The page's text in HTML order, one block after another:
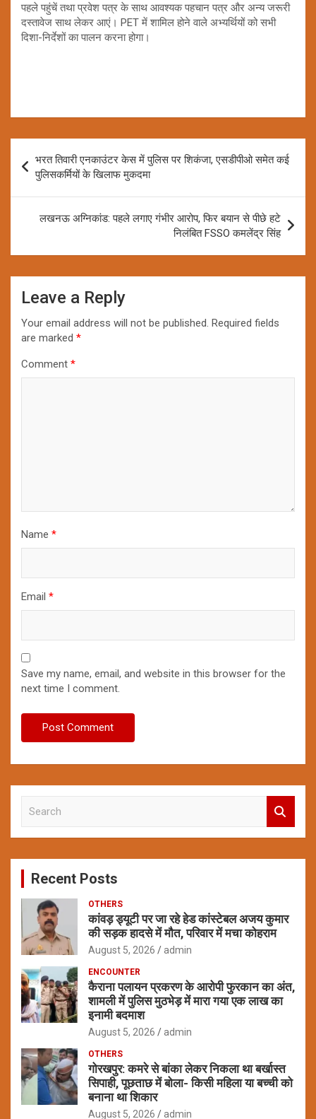
पहले पहुंचें तथा प्रवेश पत्र के साथ आवश्यक पहचान पत्र और अन्य जरूरी
दस्तावेज साथ लेकर आएं। PET में शामिल होने वाले अभ्यर्थियों को सभी
दिशा-निर्देशों का पालन करना होगा।
navigation
भरत तिवारी एनकाउंटर केस में पुलिस पर शिकंजा, एसडीपीओ समेत कई
पुलिसकर्मियों के खिलाफ मुकदमा
लखनऊ अग्निकांड: पहले लगाए गंभीर आरोप, फिर बयान से पीछे हटे
निलंबित FSSO कमलेंद्र सिंह
Leave a Reply
Your email address will not be published. Required fields
are marked *
Comment *
Name *
Email *
Save my name, email, and website in this browser for the
next time I comment.
c
Recent Posts
OTHERS
कांवड़ ड्यूटी पर जा रहे हेड कांस्टेबल अजय कुमार
की सड़क हादसे में मौत, परिवार में मचा कोहराम
August 5, 2026 admin
ENCOUNTER
कैराना पलायन प्रकरण के आरोपी फुरकान का अंत,
शामली में पुलिस मुठभेड़ में मारा गया एक लाख का
इनामी बदमाश
August 5, 2026 admin
OTHERS
गोरखपुर: कमरे से बांका लेकर निकला था बर्खास्त
सिपाही, पूछताछ में बोला- किसी महिला या बच्ची को
बनाना था शिकार
August 5, 2026 admin